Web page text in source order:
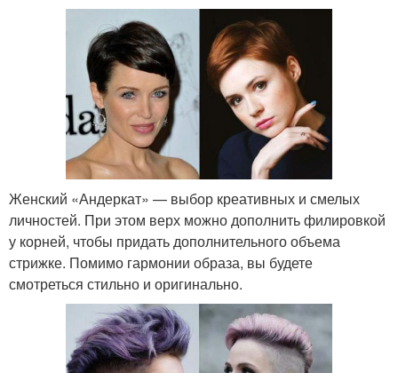
Женский «Андеркат» — выбор креативных и смелых
личностей. При этом верх можно дополнить филировкой
у корней, чтобы придать дополнительного объема
стрижке. Помимо гармонии образа, вы будете
смотреться стильно и оригинально.